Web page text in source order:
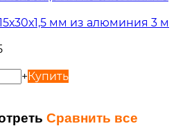
мм из алюминия 3 м
+ Купить
Сравнить все